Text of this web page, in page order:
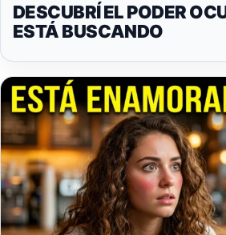
DESCUBRÍ EL PODER
ESTÁ BUSCANDO